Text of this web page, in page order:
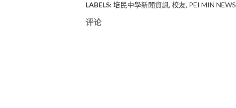
LABELS: 培民中學新聞資訊 校友 PEI MIN NEWS
评论